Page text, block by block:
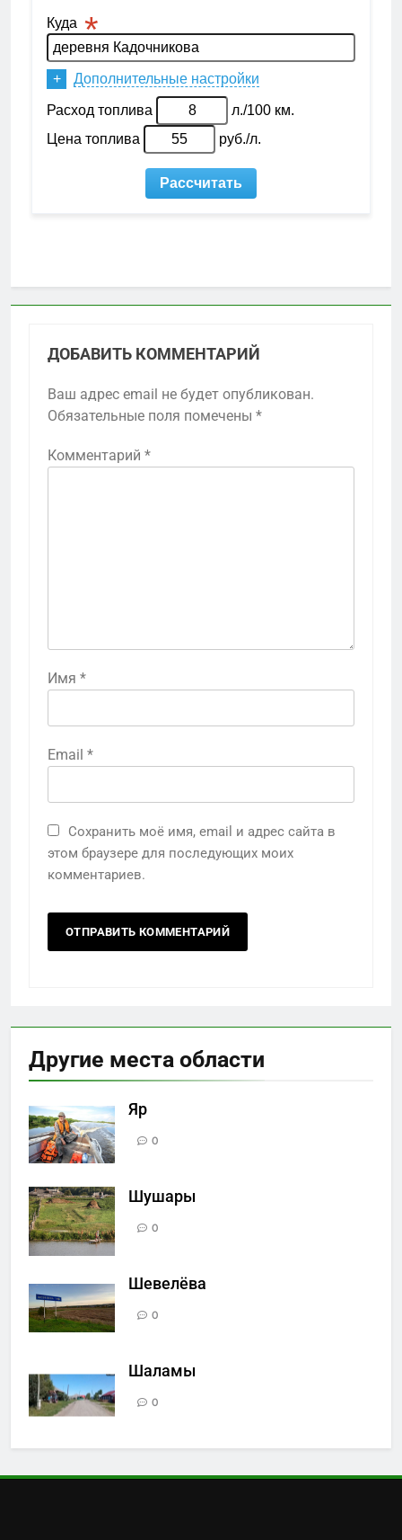
ДОБАВИТЬ КОММЕНТАРИЙ
Ваш адрес email не будет опубликован.
Обязательные поля помечены *
Комментарий *
Имя *
Email *
Сохранить моё имя, email и адрес сайта в
этом браузере для последующих моих
комментариев.
Другие места области
Яр
0
Шушары
0
Шевелёва
0
Шаламы
0